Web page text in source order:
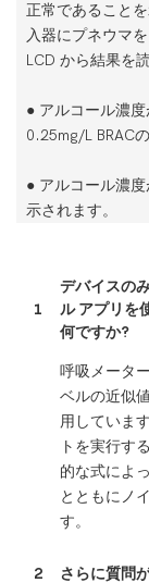
正常であること
入器にプネウマ
LCD から結果を
● アルコール濃
0.25mg/L BRAC
● アルコール濃
示されます。
1
デバイスの
ル アプリを
何ですか?
呼吸メータ
ベルの近似
用していま
トを実行す
的な式によ
とともにノ
す。
2 さらに質問